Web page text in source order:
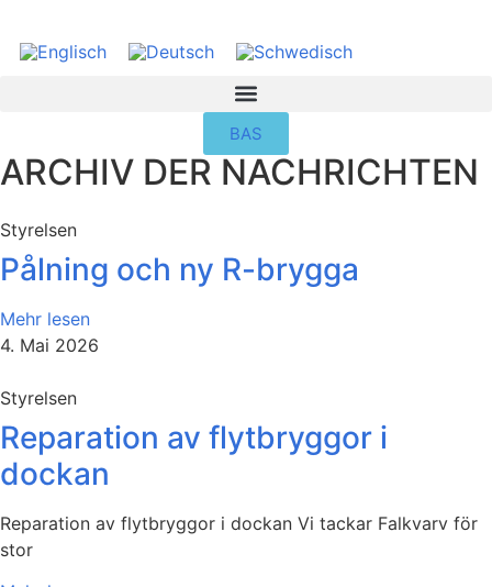
BAS
ARCHIV DER NACHRICHTEN
Styrelsen
Pålning och ny R-brygga
Mehr lesen
4. Mai 2026
Styrelsen
Reparation av flytbryggor i
dockan
Reparation av flytbryggor i dockan Vi tackar Falkvarv för
stor